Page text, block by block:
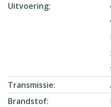
Uitvoering
Transmissie
Brandstof